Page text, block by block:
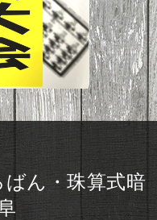
ん・珠算式暗